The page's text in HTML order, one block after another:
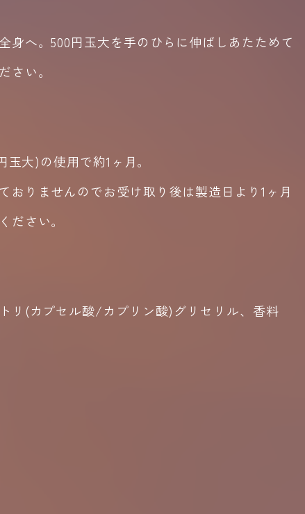
身へ。500円玉大を手のひらに伸ばしあたためて
さい。
玉大)の使用で約1 ヶ月。
おりませんのでお受け取り後は製造日より 1 ヶ月
ださい。
リ(カプセル酸/カプリン酸)グリセリル、香料